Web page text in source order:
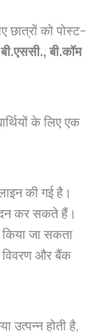
छात्रों को पोस्ट-
बी.कॉम
के लिए एक
की गई है।
कर सकते हैं।
जा सकता
विवरण और बैंक
उत्पन्न होती है,